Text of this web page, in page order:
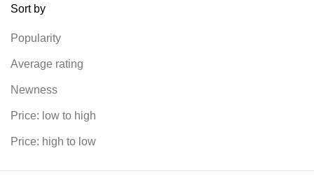
Sort by
Popularity
Average rating
Newness
Price: low to high
Price: high to low